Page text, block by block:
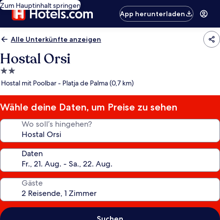
Zum Hauptinhalt springen
App herunterladen
Alle Unterkünfte anzeigen
Hostal Orsi
2.0-
Sterne-
Hostal mit Poolbar - Platja de Palma (0,7 km)
Wähle deine Daten, um Preise zu sehen
Wo soll’s hingehen?
Daten
Gäste